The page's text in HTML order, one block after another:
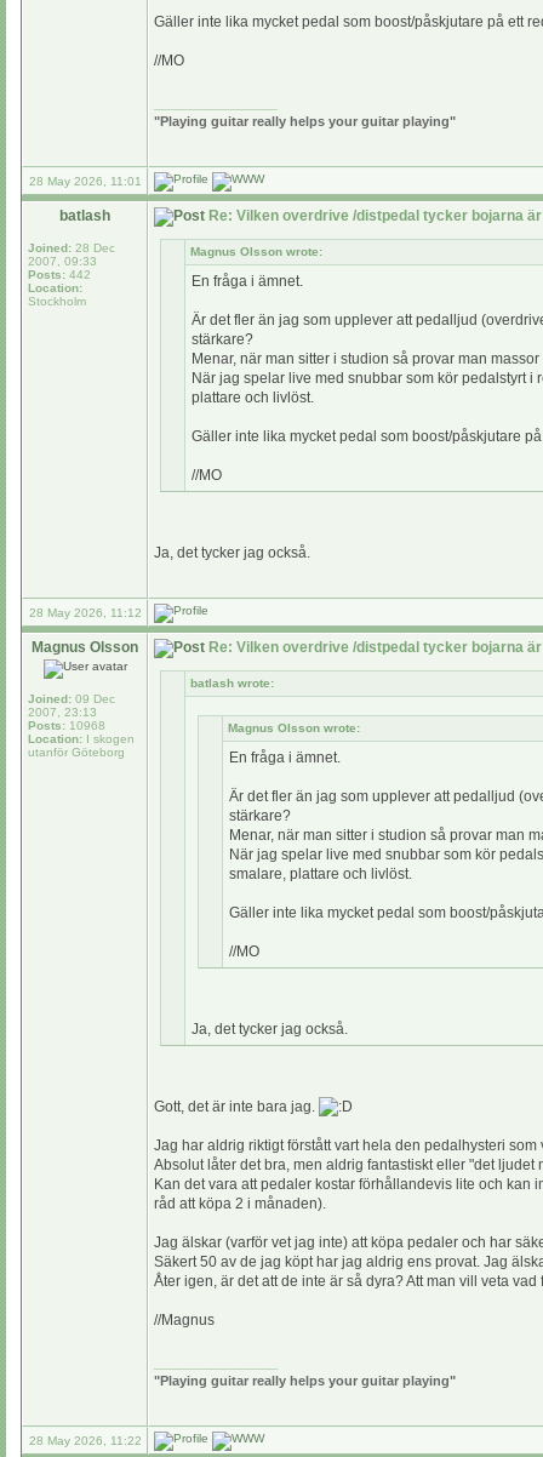
Gäller inte lika mycket pedal som boost/påskjutare på ett
//MO
"Playing guitar really helps your guitar playing"
28 May 2026, 11:01
batlash
Joined: 28 Dec
2007, 09:33
Posts: 442
Location:
Stockholm
Re: Vilken overdrive /distpedal tycker bojarna
Magnus Olsson wrote:
En fråga i ämnet.
Är det fler än jag som upplever att pedalljud
stärkare?
Menar, när man sitter i studion så provar man
När jag spelar live med snubbar som kör pedalstyrt
plattare och livlöst.
Gäller inte lika mycket pedal som boost/påskjutare
//MO
Ja, det tycker jag också.
28 May 2026, 11:12
Magnus Olsson
Joined: 09 Dec
2007, 23:13
Posts: 10968
Location: I skogen
utanför Göteborg
Re: Vilken overdrive /distpedal tycker bojarna
batlash wrote:
Magnus Olsson wrote:
En fråga i ämnet.
Är det fler än jag som upplever att pedalljud
stärkare?
Menar, när man sitter i studion så provar man
När jag spelar live med snubbar som kör
smalare, plattare och livlöst.
Gäller inte lika mycket pedal som boost/
//MO
Ja, det tycker jag också.
Gott, det är inte bara jag.
Jag har aldrig riktigt förstått vart hela den pedalhysteri
Absolut låter det bra, men aldrig fantastiskt eller "det ljudet
Kan det vara att pedaler kostar förhållandevis lite och kan
råd att köpa 2 i månaden).
Jag älskar (varför vet jag inte) att köpa pedaler och har
Säkert 50 av de jag köpt har jag aldrig ens provat. Jag
Åter igen, är det att de inte är så dyra? Att man vill veta
//Magnus
"Playing guitar really helps your guitar playing"
28 May 2026, 11:22